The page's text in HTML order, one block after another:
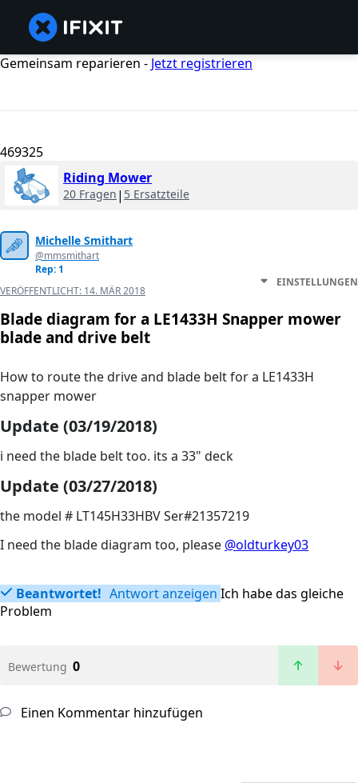
Gemeinsam reparieren - Jetzt registrieren
469325
Riding Mower
20 Fragen | 5 Ersatzteile
Michelle Smithart
@mmsmithart
Rep: 1
VERÖFFENTLICHT: 14. MÄR 2018
EINSTELLUNGEN
Blade diagram for a LE1433H Snapper mower
blade and drive belt
How to route the drive and blade belt for a LE1433H
snapper mower
Update (03/19/2018)
i need the blade belt too. its a 33" deck
Update (03/27/2018)
the model # LT145H33HBV Ser#21357219
I need the blade diagram too, please @oldturkey03
Beantwortet! Antwort anzeigen Ich habe das gleiche
Problem
Bewertung 0
Einen Kommentar hinzufügen